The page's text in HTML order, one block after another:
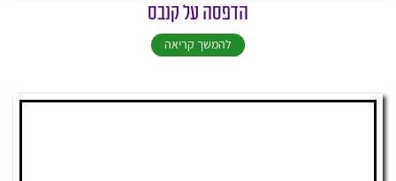
הדפסה על קנבס
להמשך קריאה